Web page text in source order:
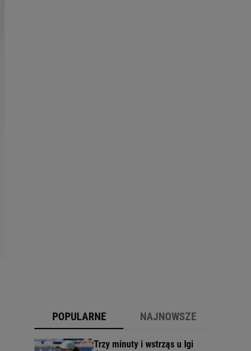
POPULARNE NAJNOWSZE
Trzy minuty i wstrząs u Igi